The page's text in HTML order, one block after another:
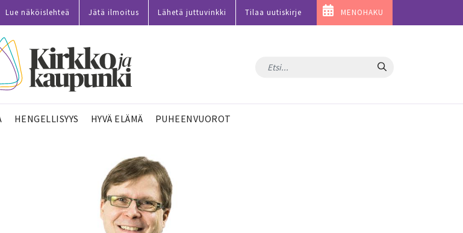
Lue näköislehteä Jätä ilmoitus Lähetä juttuvinkki Tilaa uutiskirje MENOHAKU
Hae
HENGELLISYYS HYVÄ ELÄMÄ PUHEENVUOROT